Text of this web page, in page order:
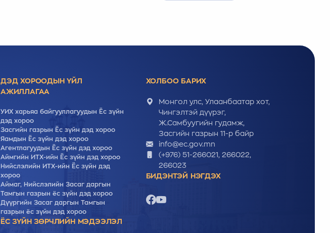
ДЭД ХОРООДЫН ҮЙЛ
АЖИЛЛАГАА
УИХ харьяа байгууллагуудын Ёс зүйн
дэд хороо
Засгийн газрын Ёс зүйн дэд хороо
Яамдын Ёс зүйн дэд хороо
Агентлагуудын Ёс зүйн дэд хороо
Аймгийн ИТХ-ийн Ёс зүйн дэд хороо
Нийслэлийн ИТХ-ийн Ёс зүйн дэд
хороо
Аймаг, Нийслэлийн Засаг даргын
Тамгын газрын ёс зүйн дэд хороо
Дүүргийн Засаг даргын Тамгын
газрын ёс зүйн дэд хороо
ЁС ЗҮЙН ЗӨРЧЛИЙН МЭДЭЭЛЭЛ
ХОЛБОО БАРИХ
Монгол улс, Улаанбаатар хот,
Чингэлтэй дүүрэг,
Ж.Самбуугийн гудамж,
Засгийн газрын 11-р байр
info@ec.gov.mn
(+976) 51-266021, 266022,
266023
БИДЭНТЭЙ НЭГДЭХ